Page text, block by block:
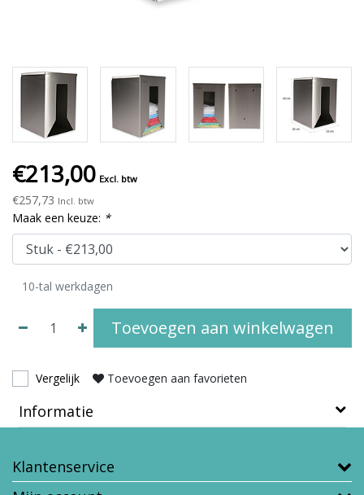
€213,00 Excl. btw
€257,73 Incl. btw
Maak een keuze: *
10-tal werkdagen
Toevoegen aan winkelwagen
Vergelijk Toevoegen aan favorieten
Informatie
Klantenservice